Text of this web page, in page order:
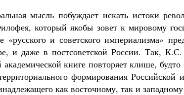
мысль побуждает искать истоки
который якобы зовет к мировому
«русского и советского империализма»
и даже в постсоветской России. Так,
академической книге повторяет клише,
формирования
как восточному, так и